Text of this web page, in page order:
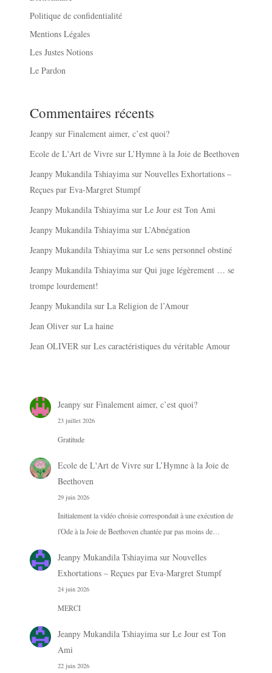
Politique de confidentialité
Mentions Légales
Les Justes Notions
Le Pardon
Commentaires récents
Jeanpy surFinalement aimer, c’est quoi?
Ecole de L'Art de Vivre surL’Hymne à la Joie de Beethoven
Jeanpy Mukandila Tshiayima surNouvelles Exhortations –
Reçues par Eva-Margret Stumpf
Jeanpy Mukandila Tshiayima surLe Jour est Ton Ami
Jeanpy Mukandila Tshiayima surL’Abnégation
Jeanpy Mukandila Tshiayima surLe sens personnel obstiné
Jeanpy Mukandila Tshiayima surQui juge légèrement … se
trompe lourdement!
Jeanpy Mukandila surLa Religion de l’Amour
Jean Oliver surLa haine
Jean OLIVER surLes caractéristiques du véritable Amour
Jeanpysur Finalement aimer, c’est quoi?
23 juillet 2026
Gratitude
Ecole de L'Art de Vivresur L’Hymne à la Joie de
Beethoven
29 juin 2026
Initialement la vidéo choisie correspondait à une exécution de
l'Ode à la Joie de Beethoven chantée par pas moins de…
Jeanpy Mukandila Tshiayimasur Nouvelles
Exhortations – Reçues par Eva-Margret Stumpf
24 juin 2026
MERCI
Jeanpy Mukandila Tshiayimasur Le Jour est Ton
Ami
22 juin 2026